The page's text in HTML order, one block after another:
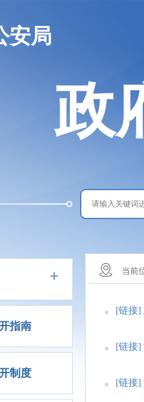
安局
政
+
指南
制度
当前
[链接]
[链接]
[链接]